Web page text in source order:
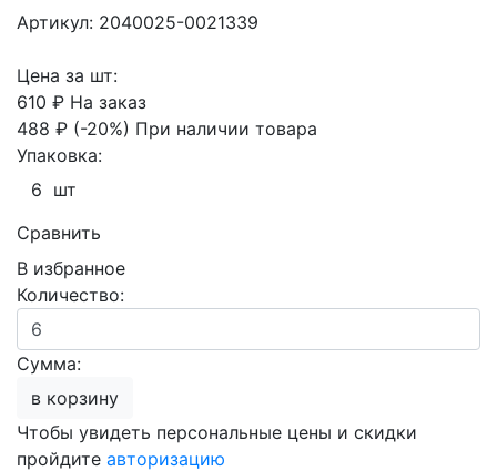
Артикул: 2040025-0021339
Цена за шт:
610 ₽ На заказ
488 ₽ (-20%) При наличии товара
Упаковка:
6 шт
Сравнить
В избранное
Количество:
Сумма:
в корзину
Чтобы увидеть персональные цены и скидки
пройдите авторизацию